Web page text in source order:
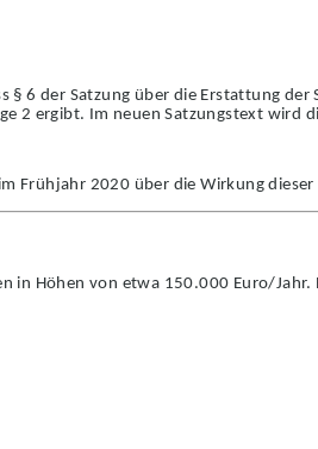
§ 6 der Satzung über die Erstattung
2 ergibt. Im neuen Satzungstext wird
Frühjahr 2020 über die Wirkung
in Höhen von etwa 150.000 Euro/